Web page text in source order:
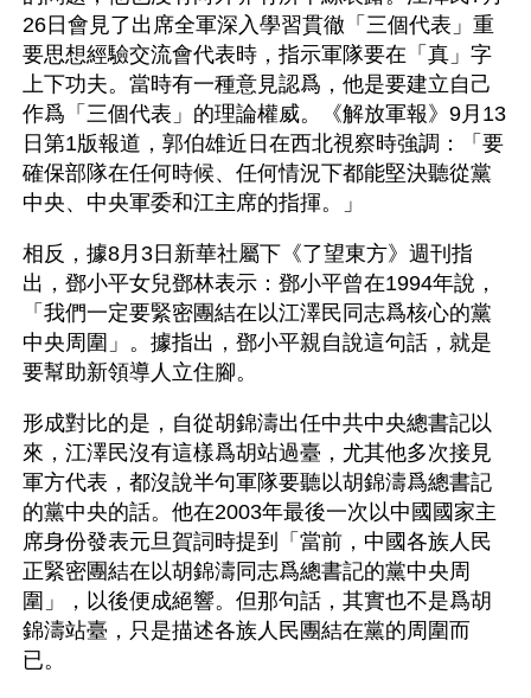
26日會見了出席全軍深入學習貫徹「三個代表」重
要思想經驗交流會代表時，指示軍隊要在「真」字
上下功夫。當時有一種意見認爲，他是要建立自己
作爲「三個代表」的理論權威。《解放軍報》9月13
日第1版報道，郭伯雄近日在西北視察時強調：「要
確保部隊在任何時候、任何情況下都能堅決聽從黨
中央、中央軍委和江主席的指揮。」
相反，據8月3日新華社屬下《了望東方》週刊指
出，鄧小平女兒鄧林表示：鄧小平曾在1994年說，
「我們一定要緊密團結在以江澤民同志爲核心的黨
中央周圍」。據指出，鄧小平親自說這句話，就是
要幫助新領導人立住腳。
形成對比的是，自從胡錦濤出任中共中央總書記以
來，江澤民沒有這樣爲胡站過臺，尤其他多次接見
軍方代表，都沒說半句軍隊要聽以胡錦濤爲總書記
的黨中央的話。他在2003年最後一次以中國國家主
席身份發表元旦賀詞時提到「當前，中國各族人民
正緊密團結在以胡錦濤同志爲總書記的黨中央周
圍」，以後便成絕響。但那句話，其實也不是爲胡
錦濤站臺，只是描述各族人民團結在黨的周圍而
已。